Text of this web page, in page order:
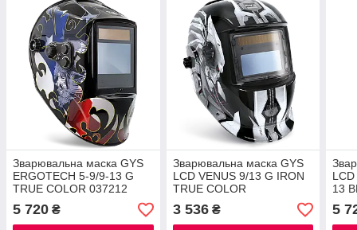
Зварювальна маска GYS
ERGOTECH 5-9/9-13 G
TRUE COLOR 037212
5 720 ₴
Зварювальна маска GYS
LCD VENUS 9/13 G IRON
TRUE COLOR
3 536₴
13
5